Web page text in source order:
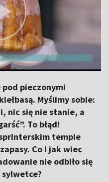
pod pieczonymi
Myślimy sobie:
nic się nie stanie, a
To błąd!
tempie
Co i jak wiec
nie odbiło się